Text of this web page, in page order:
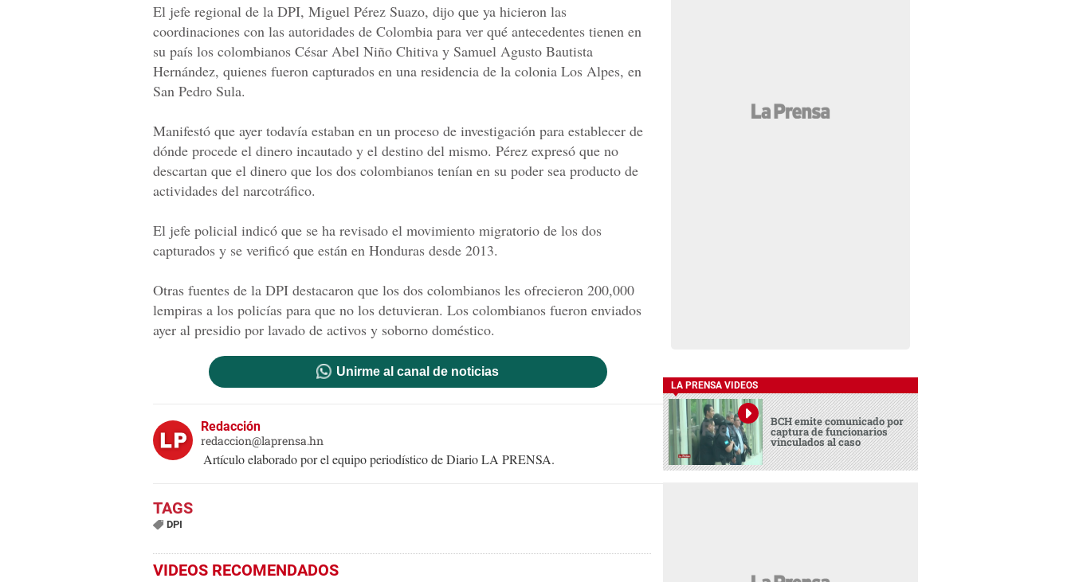
El jefe regional de la DPI, Miguel Pérez Suazo, dijo que ya hicieron las
coordinaciones con las autoridades de Colombia para ver qué antecedentes tienen en
su país los colombianos César Abel Niño Chitiva y Samuel Agusto Bautista
Hernández, quienes fueron capturados en una residencia de la colonia Los Alpes, en
San Pedro Sula.
Manifestó que ayer todavía estaban en un proceso de investigación para establecer de
dónde procede el dinero incautado y el destino del mismo. Pérez expresó que no
descartan que el dinero que los dos colombianos tenían en su poder sea producto de
actividades del narcotráfico.
El jefe policial indicó que se ha revisado el movimiento migratorio de los dos
capturados y se verificó que están en Honduras desde 2013.
Otras fuentes de la DPI destacaron que los dos colombianos les ofrecieron 200,000
lempiras a los policías para que no los detuvieran. Los colombianos fueron enviados
ayer al presidio por lavado de activos y soborno doméstico.
Unirme al canal de noticias
Redacción
redaccion@laprensa.hn
Artículo elaborado por el equipo periodístico de Diario LA PRENSA.
DPI
VIDEOS RECOMENDADOS
LA PRENSA VIDEOS
BCH emite comunicado por
captura de funcionarios
vinculados al caso